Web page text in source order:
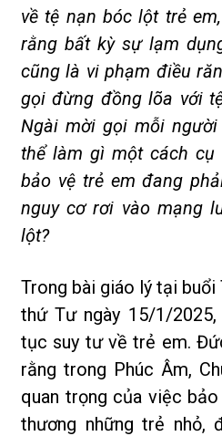
về tệ nạn bóc lột trẻ
rằng bất kỳ sự lạm
cũng là vi phạm điều
gọi đừng đồng lõa với
Ngài mời gọi mỗi
thể làm gì một cách cụ
bảo vệ trẻ em đang
nguy cơ rơi vào mạng
lột?
Trong bài giáo lý tại buổi
thứ Tư ngày 15/1/
tục suy tư về trẻ em.
rằng trong Phúc Âm,
quan trọng của việc
thương những trẻ nhỏ,